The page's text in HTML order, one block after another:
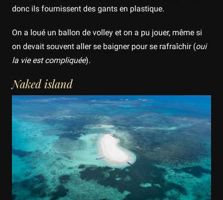
donc ils fournissent des gants en plastique.
On a loué un ballon de volley et on a pu jouer, même si
on devait souvent aller se baigner pour se rafraîchir (oui
la vie est compliquée).
Naked island